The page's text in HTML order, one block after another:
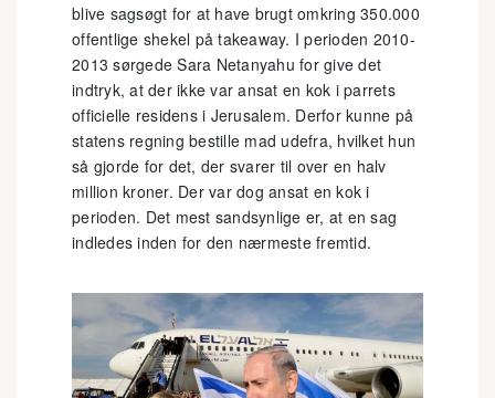
blive sagsøgt for at have brugt omkring 350.000
offentlige shekel på takeaway. I perioden 2010-
2013 sørgede Sara Netanyahu for give det
indtryk, at der ikke var ansat en kok i parrets
officielle residens i Jerusalem. Derfor kunne på
statens regning bestille mad udefra, hvilket hun
så gjorde for det, der svarer til over en halv
million kroner. Der var dog ansat en kok i
perioden. Det mest sandsynlige er, at en sag
indledes inden for den nærmeste fremtid.